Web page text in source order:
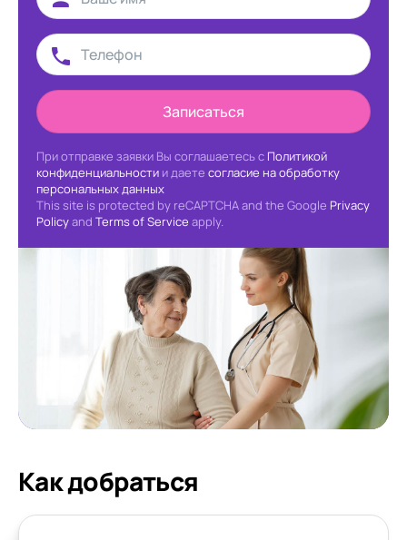
Записаться
При отправке заявки Вы соглашаетесь с Политикой
конфиденциальности и даете согласие на обработку
персональных данных
This site is protected by reCAPTCHA and the Google Privacy
Policyand Terms of Service apply.
Как добраться